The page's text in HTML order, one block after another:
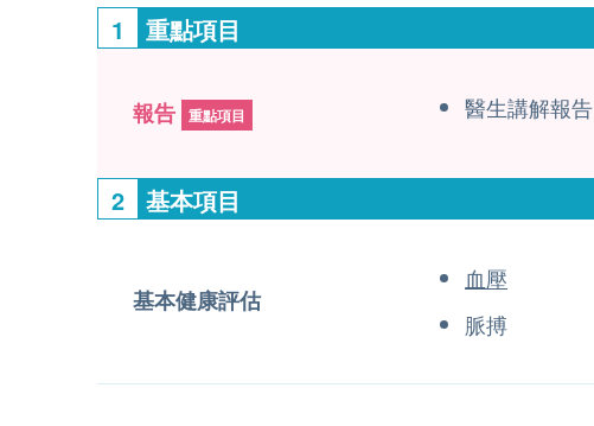
1 重點項目
報告 重點項目 醫生講解報告
2 基本項目
基本健康評估
血壓
脈搏